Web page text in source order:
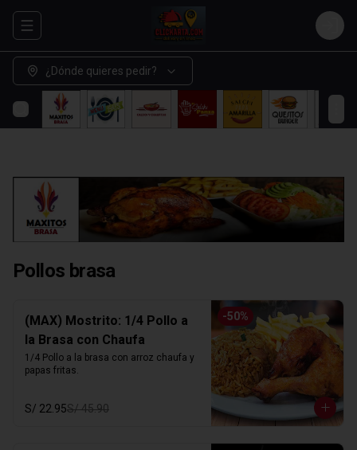
Abrir menu de navegación Login
¿Dónde quieres pedir?
Pollos brasa
-50%
(MAX) Mostrito: 1/4 Pollo a
la Brasa con Chaufa
1/4 Pollo a la brasa con arroz chaufa y
papas fritas.
S/ 22.95S/ 45.90